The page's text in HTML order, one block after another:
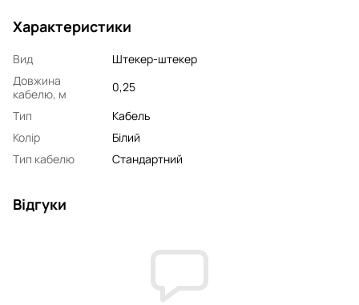
Характеристики
Вид
Штекер-штекер
Довжина
кабелю, м
0,25
Тип
Кабель
Колір
Білий
Тип кабелю
Стандартний
Відгуки